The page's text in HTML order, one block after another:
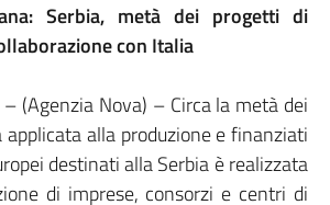
Serbia, metà dei progetti di
con Italia
(Agenzia Nova) – Circa la metà dei
alla produzione e finanziati
destinati alla Serbia è realizzata
di imprese, consorzi e centri di